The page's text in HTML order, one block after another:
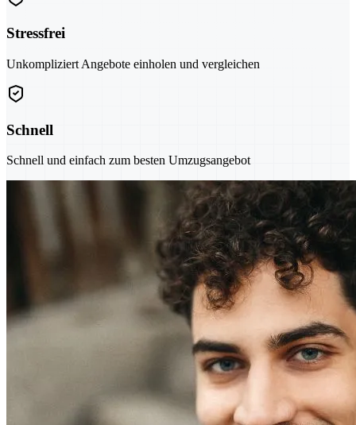
Stressfrei
Unkompliziert Angebote einholen und vergleichen
Schnell
Schnell und einfach zum besten Umzugsangebot